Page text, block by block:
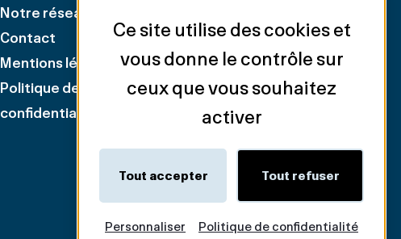
Notre réseau
Contact
Mentions légales
Politique de
confidentialité
propriétaires
Représentation
locataires
Industriel & Logistique
Ce site utilise des cookies et
vous donne le contrôle sur
ceux que vous souhaitez
activer
Tout accepter Tout refuser
Personnaliser Politique de confidentialité